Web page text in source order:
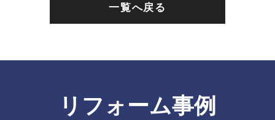
一覧へ戻る
リフォーム事例